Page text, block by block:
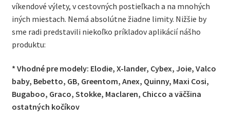
víkendové výlety, v cestovných postieľkach a na mnohých
iných miestach. Nemá absolútne žiadne limity. Nižšie by
sme radi predstavili niekoľko príkladov aplikácií nášho
produktu:
* Vhodné pre modely: Elodie, X-lander, Cybex, Joie, Valco
baby, Bebetto, GB, Greentom, Anex, Quinny, Maxi Cosi,
Bugaboo, Graco, Stokke, Maclaren, Chicco a väčšina
ostatných kočíkov